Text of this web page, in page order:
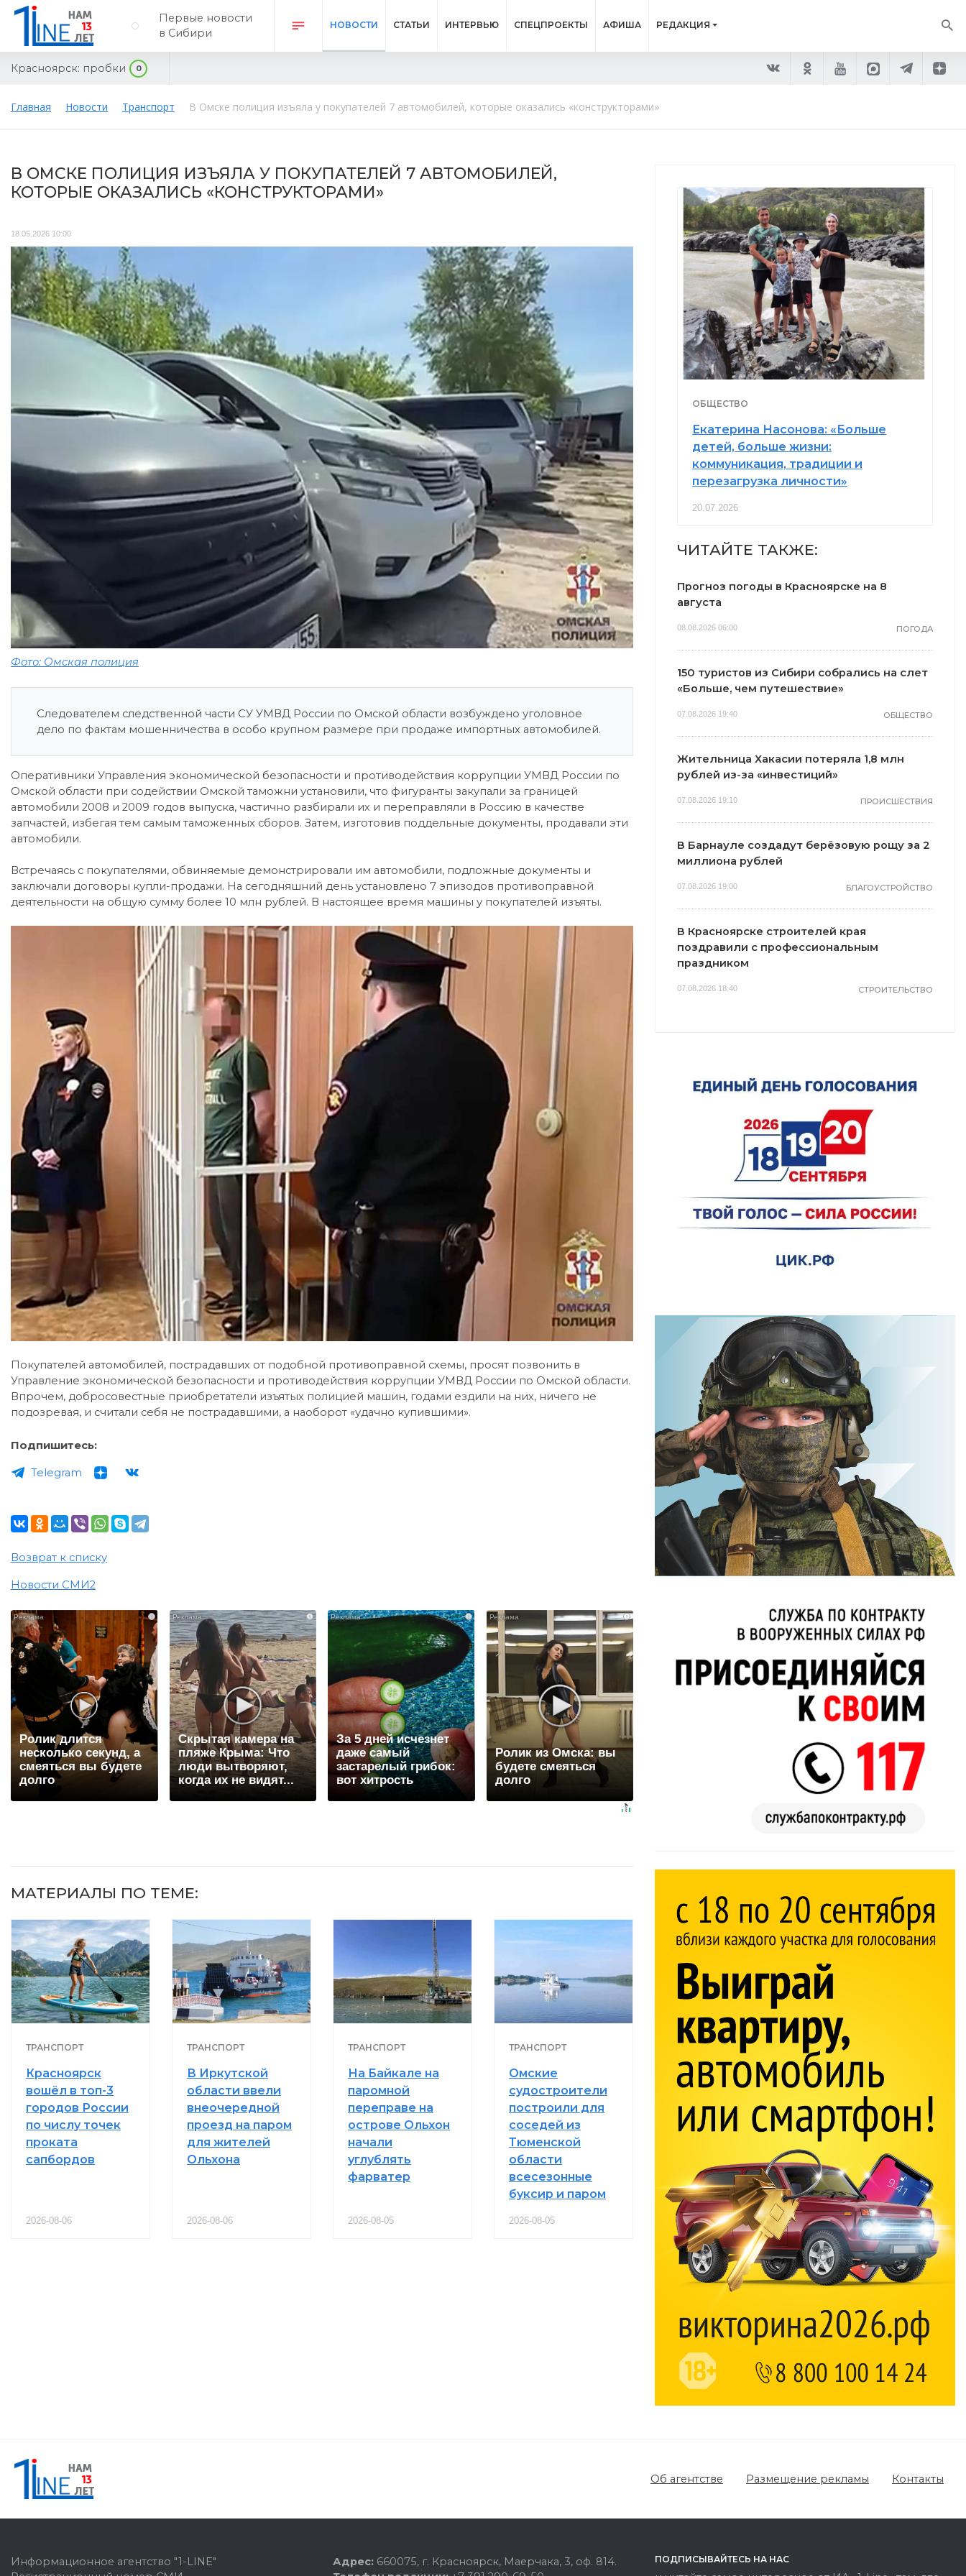
Первые новости
в Сибири
НОВОСТИ СТАТЬИ ИНТЕРВЬЮ СПЕЦПРОЕКТЫ АФИША РЕДАКЦИЯ
Красноярск: пробки 0
Главная Новости Транспорт В Омске полиция изъяла у покупателей 7 автомобилей, которые оказались «конструкторами»
В ОМСКЕ ПОЛИЦИЯ ИЗЪЯЛА У ПОКУПАТЕЛЕЙ 7 АВТОМОБИЛЕЙ,
КОТОРЫЕ ОКАЗАЛИСЬ «КОНСТРУКТОРАМИ»
18.05.2026 10:00
Фото: Омская полиция
Следователем следственной части СУ УМВД России по Омской области возбуждено уголовное
дело по фактам мошенничества в особо крупном размере при продаже импортных автомобилей.
Оперативники Управления экономической безопасности и противодействия коррупции УМВД России по
Омской области при содействии Омской таможни установили, что фигуранты закупали за границей
автомобили 2008 и 2009 годов выпуска, частично разбирали их и переправляли в Россию в качестве
запчастей, избегая тем самым таможенных сборов. Затем, изготовив поддельные документы, продавали эти
автомобили.
Встречаясь с покупателями, обвиняемые демонстрировали им автомобили, подложные документы и
заключали договоры купли-продажи. На сегодняшний день установлено 7 эпизодов противоправной
деятельности на общую сумму более 10 млн рублей. В настоящее время машины у покупателей изъяты.
Покупателей автомобилей, пострадавших от подобной противоправной схемы, просят позвонить в
Управление экономической безопасности и противодействия коррупции УМВД России по Омской области.
Впрочем, добросовестные приобретатели изъятых полицией машин, годами ездили на них, ничего не
подозревая, и считали себя не пострадавшими, а наоборот «удачно купившими».
Подпишитесь:
Telegram
Возврат к списку
Новости СМИ2
i
Ролик длится
несколько секунд, а
смеяться вы будете
долго
i
Скрытая камера на
пляже Крыма: Что
люди вытворяют,
когда их не видят...
i
За 5 дней исчезнет
даже самый
застарелый грибок:
вот хитрость
i
Ролик из Омска: вы
будете смеяться
долго
МАТЕРИАЛЫ ПО ТЕМЕ:
ТРАНСПОРТ
Красноярск
вошёл в топ-3
городов России
по числу точек
проката
сапбордов
2026-08-06
ТРАНСПОРТ
В Иркутской
области ввели
внеочередной
проезд на паром
для жителей
Ольхона
2026-08-06
ТРАНСПОРТ
На Байкале на
паромной
переправе на
острове Ольхон
начали
углублять
фарватер
2026-08-05
ТРАНСПОРТ
Омские
судостроители
построили для
соседей из
Тюменской
области
всесезонные
буксир и паром
2026-08-05
ОБЩЕСТВО
Екатерина Насонова: «Больше
детей, больше жизни:
коммуникация, традиции и
перезагрузка личности»
20.07.2026
ЧИТАЙТЕ ТАКЖЕ:
Прогноз погоды в Красноярске на 8
августа
08.08.2026 06:00 ПОГОДА
150 туристов из Сибири собрались на слет
«Больше, чем путешествие»
07.08.2026 19:40 ОБЩЕСТВО
Жительница Хакасии потеряла 1,8 млн
рублей из-за «инвестиций»
07.08.2026 19:10 ПРОИСШЕСТВИЯ
В Барнауле создадут берёзовую рощу за 2
миллиона рублей
07.08.2026 19:00 БЛАГОУСТРОЙСТВО
В Красноярске строителей края
поздравили с профессиональным
праздником
07.08.2026 18:40 СТРОИТЕЛЬСТВО
Об агентстве Размещение рекламы Контакты
Информационное агентство "1-LINE"
Адрес: 660075, г. Красноярск, Маерчака, 3, оф. 814.
ПОДПИСЫВАЙТЕСЬ НА НАС